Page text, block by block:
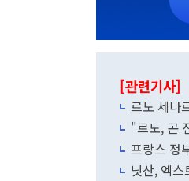
[관련기사]
르노 세나
"르노, 곤
프랑스 정
닛산, 엑